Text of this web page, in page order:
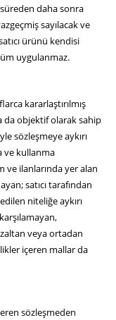
daha sonra
sayılacak ve
ürünü kendisi
uygulanmaz.
kararlaştırılmış
da objektif olarak sahip
sözleşmeye aykırı
ve kullanma
ve ilanlarında yer alan
satıcı tarafından
niteliğe aykırı
veya ortadan
içeren mallar da
sözleşmeden